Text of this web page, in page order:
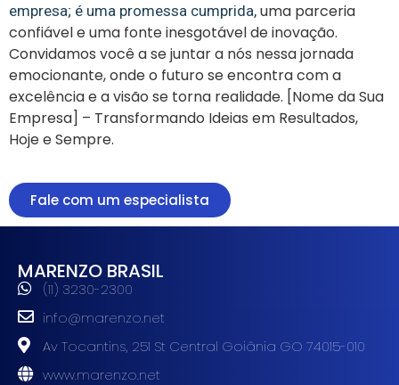
empresa; é uma promessa cumprida, uma parceria
confiável e uma fonte inesgotável de inovação.
Convidamos você a se juntar a nós nessa jornada
emocionante, onde o futuro se encontra com a
excelência e a visão se torna realidade. [Nome da Sua
Empresa] – Transformando Ideias em Resultados,
Hoje e Sempre.
Fale com um especialista
MARENZO BRASIL
(11) 3230-2300
info@marenzo.net
Av Tocantins, 251 St Central Goiânia GO 74015-010
www.marenzo.net